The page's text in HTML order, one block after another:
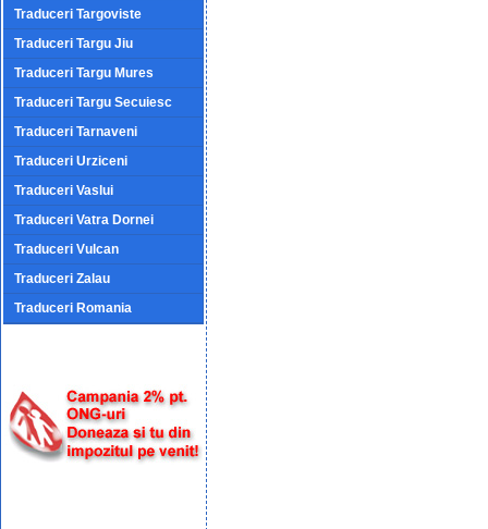
Traduceri Targoviste
Traduceri Targu Jiu
Traduceri Targu Mures
Traduceri Targu Secuiesc
Traduceri Tarnaveni
Traduceri Urziceni
Traduceri Vaslui
Traduceri Vatra Dornei
Traduceri Vulcan
Traduceri Zalau
Traduceri Romania